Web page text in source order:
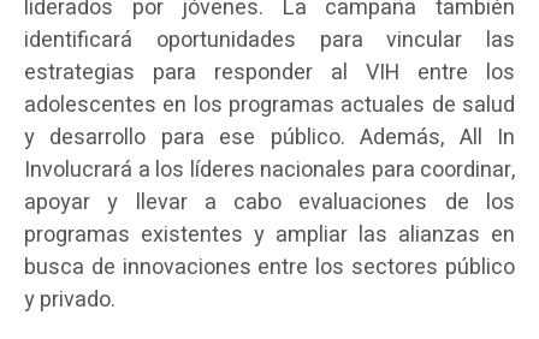
liderados por jóvenes. La campaña también
identificará oportunidades para vincular las
estrategias para responder al VIH entre los
adolescentes en los programas actuales de salud
y desarrollo para ese público. Además, All In
Involucrará a los líderes nacionales para coordinar,
apoyar y llevar a cabo evaluaciones de los
programas existentes y ampliar las alianzas en
busca de innovaciones entre los sectores público
y privado.